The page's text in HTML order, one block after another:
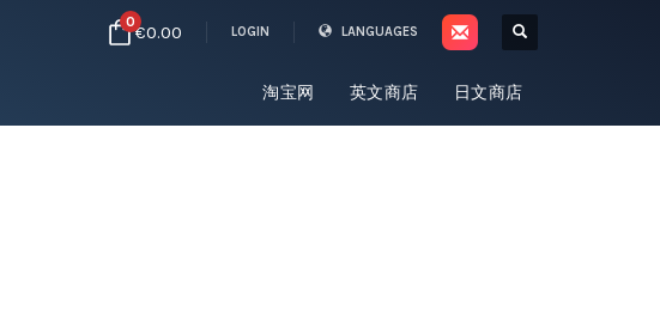
0€0.00 LOGIN LANGUAGES
淘宝网 英文商店 日文商店